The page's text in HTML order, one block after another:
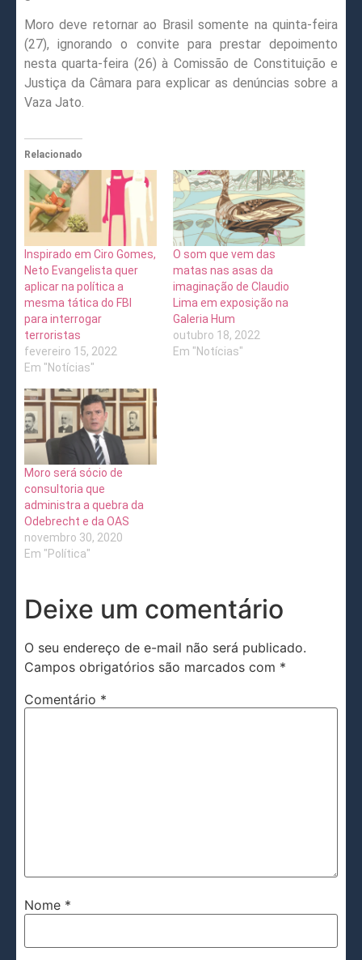
Moro deve retornar ao Brasil somente na quinta-feira
(27), ignorando o convite para prestar depoimento
nesta quarta-feira (26) à Comissão de Constituição e
Justiça da Câmara para explicar as denúncias sobre a
Vaza Jato.
Relacionado
Inspirado em Ciro Gomes,
Neto Evangelista quer
aplicar na política a
mesma tática do FBI
para interrogar
terroristas
fevereiro 15, 2022
Em "Notícias"
O som que vem das
matas nas asas da
imaginação de Claudio
Lima em exposição na
Galeria Hum
outubro 18, 2022
Em "Notícias"
Moro será sócio de
consultoria que
administra a quebra da
Odebrecht e da OAS
novembro 30, 2020
Em "Política"
Deixe um comentário
O seu endereço de e-mail não será publicado.
Campos obrigatórios são marcados com *
Comentário *
Nome *